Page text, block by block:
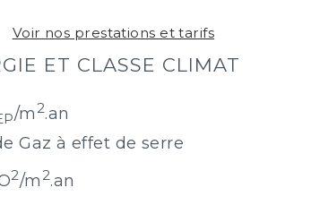
Voir nos prestations et tarifs
ET CLASSE CLIMAT
/m2.an
Gaz à effet de serre
2/m2.an